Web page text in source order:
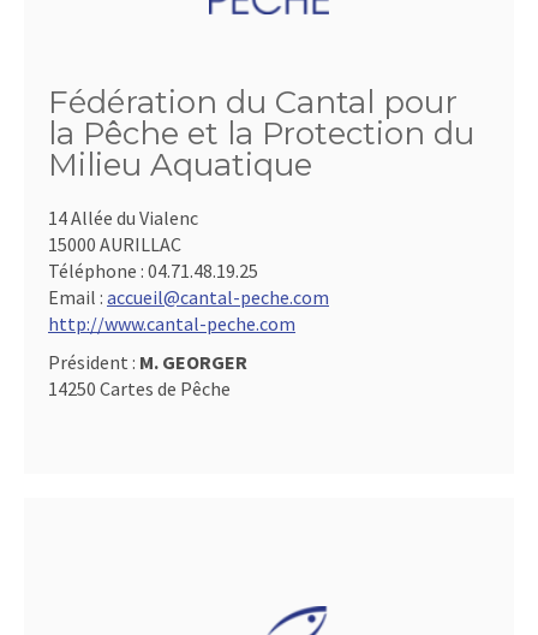
Fédération du Cantal pour
la Pêche et la Protection du
Milieu Aquatique
14 Allée du Vialenc
15000 AURILLAC
Téléphone : 04.71.48.19.25
Email : accueil@cantal-peche.com
http://www.cantal-peche.com
Président : M. GEORGER
14250 Cartes de Pêche